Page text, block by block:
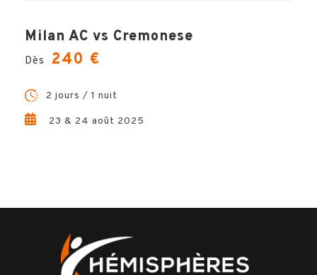
Votre voyage comprend
Milan AC vs Cremonese
Dès 240 €
2 jours / 1 nuit
23 & 24 août 2025